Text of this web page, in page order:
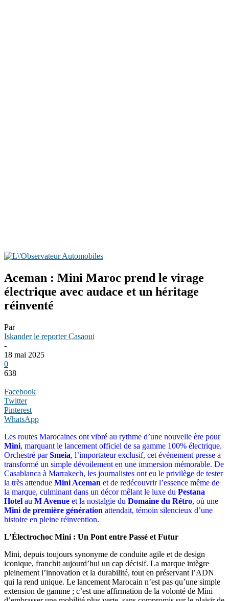
Aceman : Mini Maroc prend le virage
électrique avec audace et un héritage
réinventé
Par
Iskander le reporter Casaoui
-
18 mai 2025
0
638
Facebook
Twitter
Pinterest
WhatsApp
Les routes Marocaines ont vibré au rythme d’une nouvelle ère pour
Mini, marquant le lancement officiel de sa gamme 100% électrique.
Orchestré parSmeia, l’importateur exclusif, cet événement presse a
transformé un simple dévoilement en une immersion mémorable. De
Casablanca à Marrakech, les journalistes ont eu le privilège de tester
la très attendue Mini Aceman et de redécouvrir l’essence même de
la marque, culminant dans un décor mêlant le luxe du Pestana
Hotel au M Avenue et la nostalgie du Domaine du Rétro, où une
Mini de première génération attendait, témoin silencieux d’une
histoire en pleine réinvention.
L’Électrochoc Mini : Un Pont entre Passé et Futur
Mini, depuis toujours synonyme de conduite agile et de design
iconique, franchit aujourd’hui un cap décisif. La marque intègre
pleinement l’innovation et la durabilité, tout en préservant l’ADN
qui la rend unique. Le lancement Marocain n’est pas qu’une simple
extension de gamme ; c’est une affirmation de la volonté de Mini